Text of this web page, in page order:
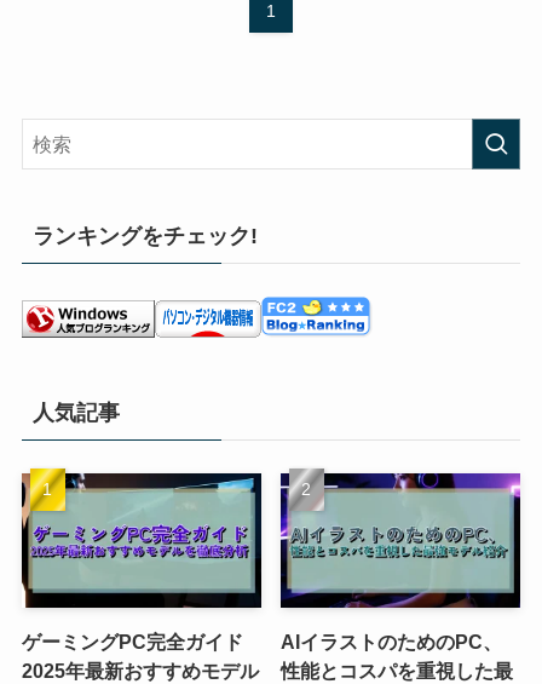
1
ランキングをチェック!
人気記事
ゲーミングPC完全ガイド
2025年最新おすすめモデル
AIイラストのためのPC、
性能とコスパを重視した最